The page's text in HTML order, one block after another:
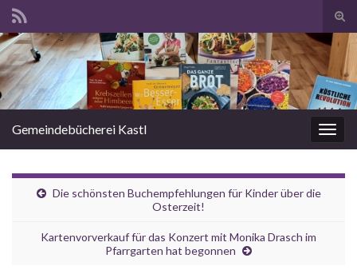
Search for:
Gemeindebücherei Kastl
Die schönsten Buchempfehlungen für Kinder über die
Osterzeit!
Kartenvorverkauf für das Konzert mit Monika Drasch im
Pfarrgarten hat begonnen